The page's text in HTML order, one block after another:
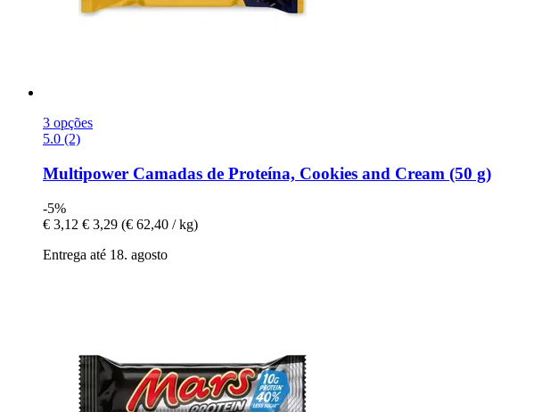
3 opções
5.0 (2)
Multipower Camadas de Proteína, Cookies and Cream (50 g)
-5%
€ 3,12 € 3,29 (€ 62,40 / kg)
Entrega até 18. agosto